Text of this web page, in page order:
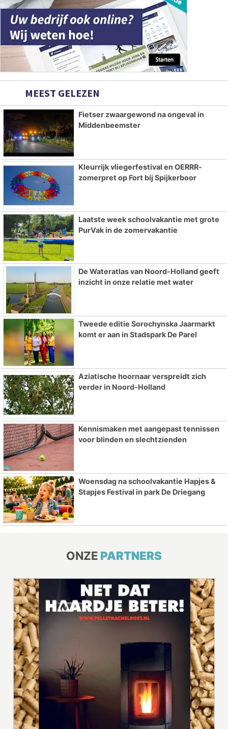
MEEST GELEZEN
Fietser zwaargewond na ongeval in
Middenbeemster
Kleurrijk vliegerfestival en OERRR-
zomerpret op Fort bij Spijkerboor
Laatste week schoolvakantie met grote
PurVak in de zomervakantie
De Wateratlas van Noord-Holland geeft
inzicht in onze relatie met water
Tweede editie Sorochynska Jaarmarkt
komt er aan in Stadspark De Parel
Aziatische hoornaar verspreidt zich
verder in Noord-Holland
Kennismaken met aangepast tennissen
voor blinden en slechtzienden
Woensdag na schoolvakantie Hapjes &
Stapjes Festival in park De Driegang
ONZE PARTNERS